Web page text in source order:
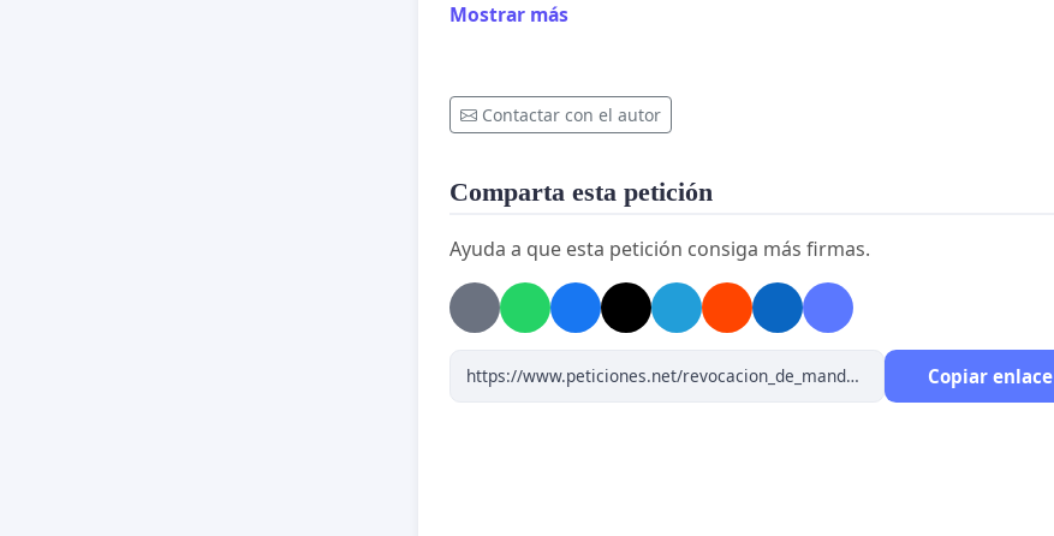
-INCUMPLIMIENTOS Y ENGAÑOS DE PROMESAS DE CAMPAÑA
-ENTRE OTROS ...
Mostrar más
Contactar con el autor
Comparta esta petición
Ayuda a que esta petición consiga más firmas.
Copiar enlace